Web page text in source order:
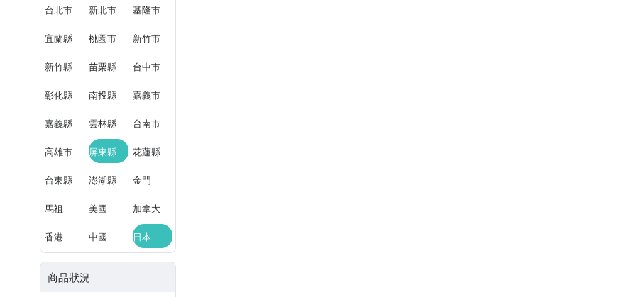
台北市 新北市 基隆市
宜蘭縣 桃園市 新竹市
新竹縣 苗栗縣 台中市
彰化縣 南投縣 嘉義市
嘉義縣 雲林縣 台南市
高雄市 屏東縣 花蓮縣
台東縣 澎湖縣 金門
馬祖 美國 加拿大
香港 中國 日本
商品狀況